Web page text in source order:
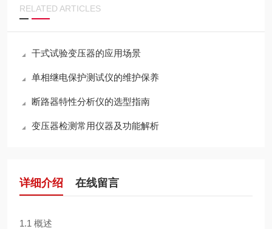
RELATED ARTICLES
干式试验变压器的应用场景
单相继电保护测试仪的维护保养
断路器特性分析仪的选型指南
变压器检测常用仪器及功能解析
详细介绍 在线留言
1.1 概述